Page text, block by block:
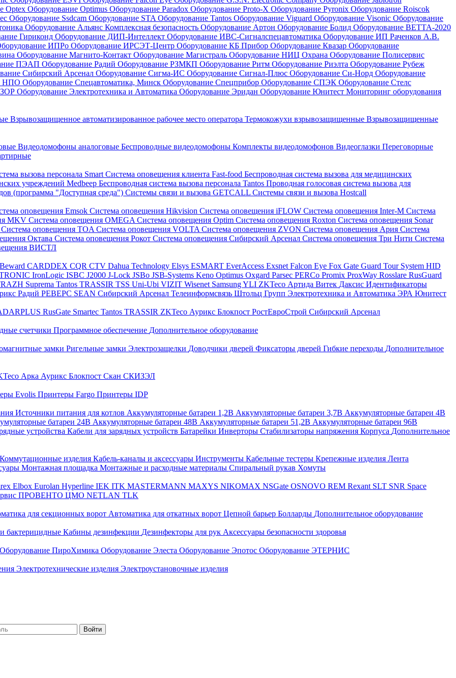
Optex Оборудование Optimus Оборудование Paradox Оборудование Proto-X Оборудование Pyronix Оборудование Roiscok
Оборудование Ssdcam Оборудование STA Оборудование Tantos Оборудование Viguard Оборудование Visonic Оборудование
Оборудование Альянс Комплексная безопасность Оборудование Артон Оборудование Болид Оборудование ВЕТТА-2020
Гириконд Оборудование ДИП-Интеллект Оборудование ИВС-Сигналспецавтоматика Оборудование ИП Раченков А.В.
ИПРо Оборудование ИРСЭТ-Центр Оборудование КБ Прибор Оборудование Квазар Оборудование
Оборудование Магнито-Контакт Оборудование Магистраль Оборудование НИЦ Охрана Оборудование Полисервис
ПЭАП Оборудование Радий Оборудование РЗМКП Оборудование Ритм Оборудование Риэлта Оборудование Рубеж
Сибирский Арсенал Оборудование Сигма-ИС Оборудование Сигнал-Плюс Оборудование Си-Норд Оборудование
НПО Оборудование Спецавтоматика, Минск Оборудование Спецприбор Оборудование СПЭК Оборудование Стелс
Оборудование Электротехника и Автоматика Оборудование Эридан Оборудование Юнитест Мониторинг оборудования
Взрывозащищенное автоматизированное рабочее место оператора Термокожухи взрывозащищенные Взрывозащищенные
Видеодомофоны аналоговые Беспроводные видеодомофоны Комплекты видеодомофонов Видеоглазки Переговорные
вызова персонала Smart Система оповещения клиента Fast-food Беспроводная система вызова для медицинских
учреждений Medbeep Беспроводная система вызова персонала Tantos Проводная голосовая система вызова для
(программа "Доступная среда") Системы связи и вызова GETCALL Системы связи и вызова Hostcall
оповещения Emsok Система оповещения Hikvision Система оповещения iFLOW Система оповещения Inter-M Система
MKV Система оповещения OMEGA Система оповещения Optim Система оповещения Roxton Система оповещения Sonar
Система оповещения TOA Система оповещения VOLTA Система оповещения ZVON Система оповещения Ария Система
Октава Система оповещения Рокот Система оповещения Сибирский Арсенал Система оповещения Три Нити Система
ВИСТЛ
Beward CARDDEX CQR CTV Dahua Technology Elsys ESMART EverAccess Exsnet Falcon Eye Fox Gate Guard Tour System HID
IronLogic ISBC J2000 J-Lock JSBo JSB-Systems Keno Optimus Oxgard Parsec PERCo Promix ProxWay Rosslare RusGuard
Suprema Tantos TRASSIR TSS Uni-Ubi VIZIT Wisenet SamsungYLI ZKTeco Артида Витек Даксис Идентификаторы
Радий РЕВЕРС SEAN Сибирский Арсенал Телеинформсвязь Штольц Групп Электротехника и Автоматика ЭРА Юнитест
RusGate Smartec Tantos TRASSIR ZKTeco Аурикс Блокпост РостЕвроСтрой Сибирский Арсенал
счетчики Программное обеспечение Дополнительное оборудование
замки Ригельные замки Электрозащелки Доводчики дверей Фиксаторы дверей Гибкие переходы Дополнительное
Арка Аурикс Блокпост Скан СКИЗЭЛ
Evolis Принтеры Fargo Принтеры IDP
Источники питания для котлов Аккумуляторные батареи 1,2В Аккумуляторные батареи 3,7В Аккумуляторные батареи 4В
батареи 24В Аккумуляторные батареи 48В Аккумуляторные батареи 51,2В Аккумуляторные батареи 96В
устройства Кабели для зарядных устройств Батарейки Инверторы Стабилизаторы напряжения Корпуса Дополнительное
Коммутационные изделия Кабель-каналы и аксессуары Инструменты Кабельные тестеры Крепежные изделия Лента
Монтажная площадка Монтажные и расходные материалы Спиральный рукав Хомуты
Elbox Eurolan Hyperline IEK ITK MASTERMANN MAXYS NIKOMAX NSGate OSNOVO REM Rexant SLT SNR Space
ПРОВЕНТО ЦМО NETLAN TLK
для секционных ворот Автоматика для откатных ворот Цепной барьер Болларды Дополнительное оборудование
бактерицидные Кабины дезинфекции Дезинфекторы для рук Аксессуары безопасности здоровья
Оборудование ПироХимика Оборудование Элеста Оборудование Эпотос Оборудование ЭТЕРНИС
Электротехнические изделия Электроустановочные изделия
Войти